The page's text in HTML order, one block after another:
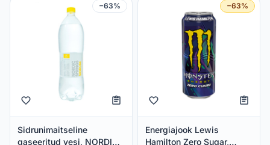
−63%
Sidrunimaitseline
gaseeritud vesi, NORDIC
−63%
Energiajook Lewis
Hamilton Zero Sugar,